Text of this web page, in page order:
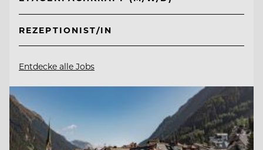
REZEPTIONIST/IN
Entdecke alle Jobs